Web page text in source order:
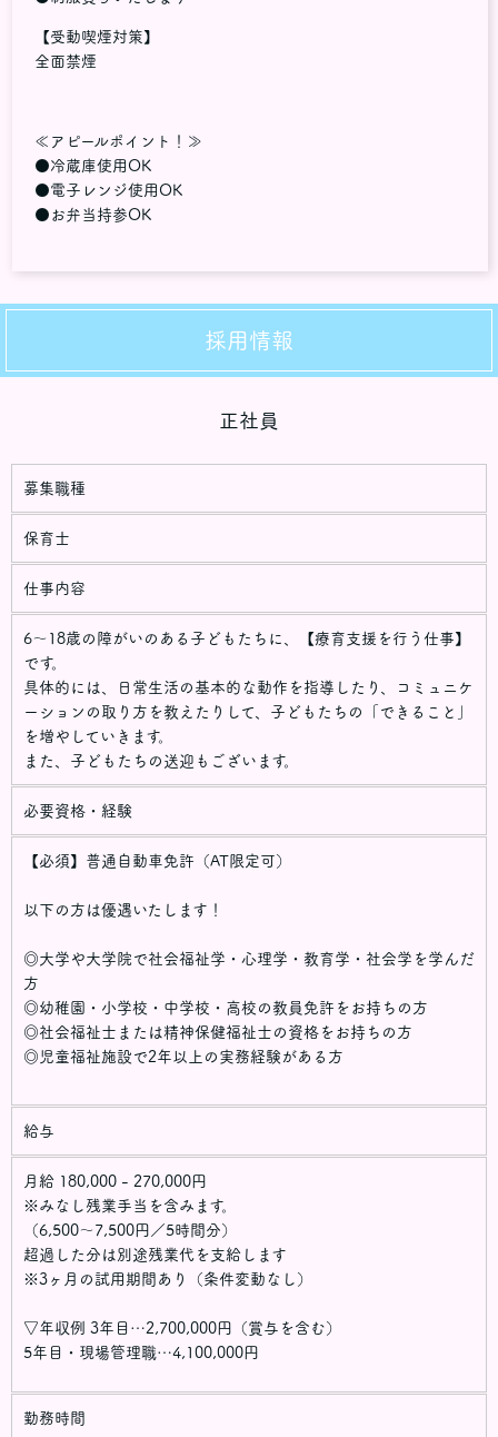
【受動喫煙対策】
全面禁煙
≪アピールポイント！≫
●冷蔵庫使用OK
●電子レンジ使用OK
●お弁当持参OK
採用情報
正社員
募集職種
保育士
仕事内容
6～18歳の障がいのある子どもたちに、【療育支援を行う仕事】
です。
具体的には、日常生活の基本的な動作を指導したり、コミュニケ
ーションの取り方を教えたりして、子どもたちの「できること」
を増やしていきます。
また、子どもたちの送迎もございます。
必要資格・経験
【必須】普通自動車免許（AT限定可）
以下の方は優遇いたします！
◎大学や大学院で社会福祉学・心理学・教育学・社会学を学んだ
方
◎幼稚園・小学校・中学校・高校の教員免許をお持ちの方
◎社会福祉士または精神保健福祉士の資格をお持ちの方
◎児童福祉施設で2年以上の実務経験がある方
給与
月給 180,000 - 270,000円
※みなし残業手当を含みます。
（6,500～7,500円／5時間分）
超過した分は別途残業代を支給します
※3ヶ月の試用期間あり（条件変動なし）
▽年収例 3年目…2,700,000円（賞与を含む）
5年目・現場管理職…4,100,000円
勤務時間